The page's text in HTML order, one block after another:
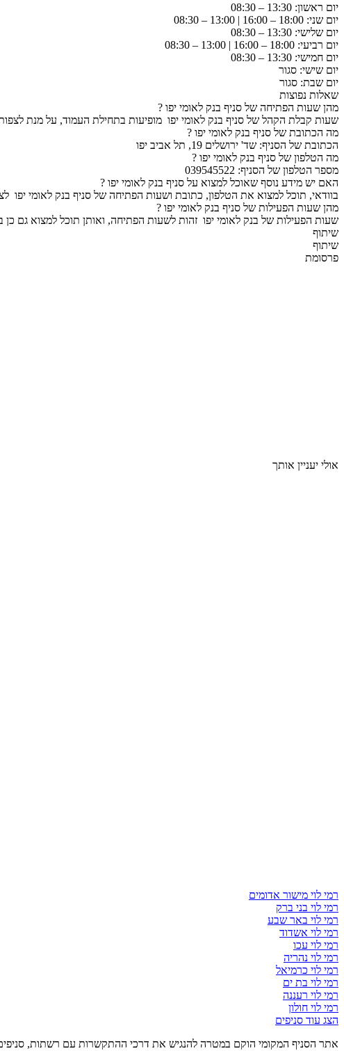
יום ראשון: 13:30 – 08:30
יום שני: 18:00 – 16:00 | 13:00 – 08:30
יום שלישי: 13:30 – 08:30
יום רביעי: 18:00 – 16:00 | 13:00 – 08:30
יום חמישי: 13:30 – 08:30
יום שישי: סגור
יום שבת: סגור
שאלות נפוצות
מהן שעות הפתיחה של סניף בנק לאומי יפו ?
שעות קבלת הקהל של סניף בנק לאומי יפו מופיעות בתחילת העמוד, על מנת
מה הכתובת של סניף בנק לאומי יפו ?
הכתובת של הסניף: שד' ירושלים 19, תל אביב יפו
מה הטלפון של סניף בנק לאומי יפו ?
מספר הטלפון של הסניף: 039545522
האם יש מידע נוסף שאוכל למצוא על סניף בנק לאומי יפו ?
בוודאי, תוכל למצוא את הטלפון, כתובת ושעות הפתיחה של סניף בנק לאומי יפו
מהן שעות הפעילות של סניף בנק לאומי יפו ?
שעות הפעילות של בנק לאומי יפו זהות לשעות הפתיחה, ואותן תוכל למצוא גם
שיתוף
שיתוף
פרסומת
אולי יעניין אותך
רמי לוי מישור אדומים
רמי לוי בני ברק
רמי לוי באר שבע
רמי לוי אשדוד
רמי לוי עכו
רמי לוי נהריה
רמי לוי כרמיאל
רמי לוי בת ים
רמי לוי רעננה
רמי לוי חולון
הצג עוד סניפים
אתר הסניף המקומי הוקם במטרה להנגיש את דרכי ההתקשרות עם רשתות,